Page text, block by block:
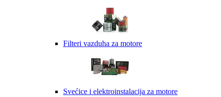
Filteri vazduha za motore
Svećice i elektroinstalacija za motore